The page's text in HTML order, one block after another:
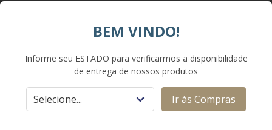
dose para 200 mg/dia. Os comprimidos devem ser ingeridos
deve ser contínuo e sempre supervisionado por um médico.
BEM VINDO!
Informe seu ESTADO para verificarmos a disponibilidade
de entrega de nossos produtos
Ir às Compras